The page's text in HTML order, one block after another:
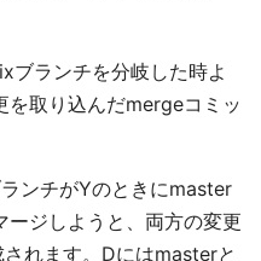
ランチを分岐した時よ
を取り込んだmergeコミッ
ンチがYのときにmaster
ジしようと、両方の変更
れます。Dにはmasterと